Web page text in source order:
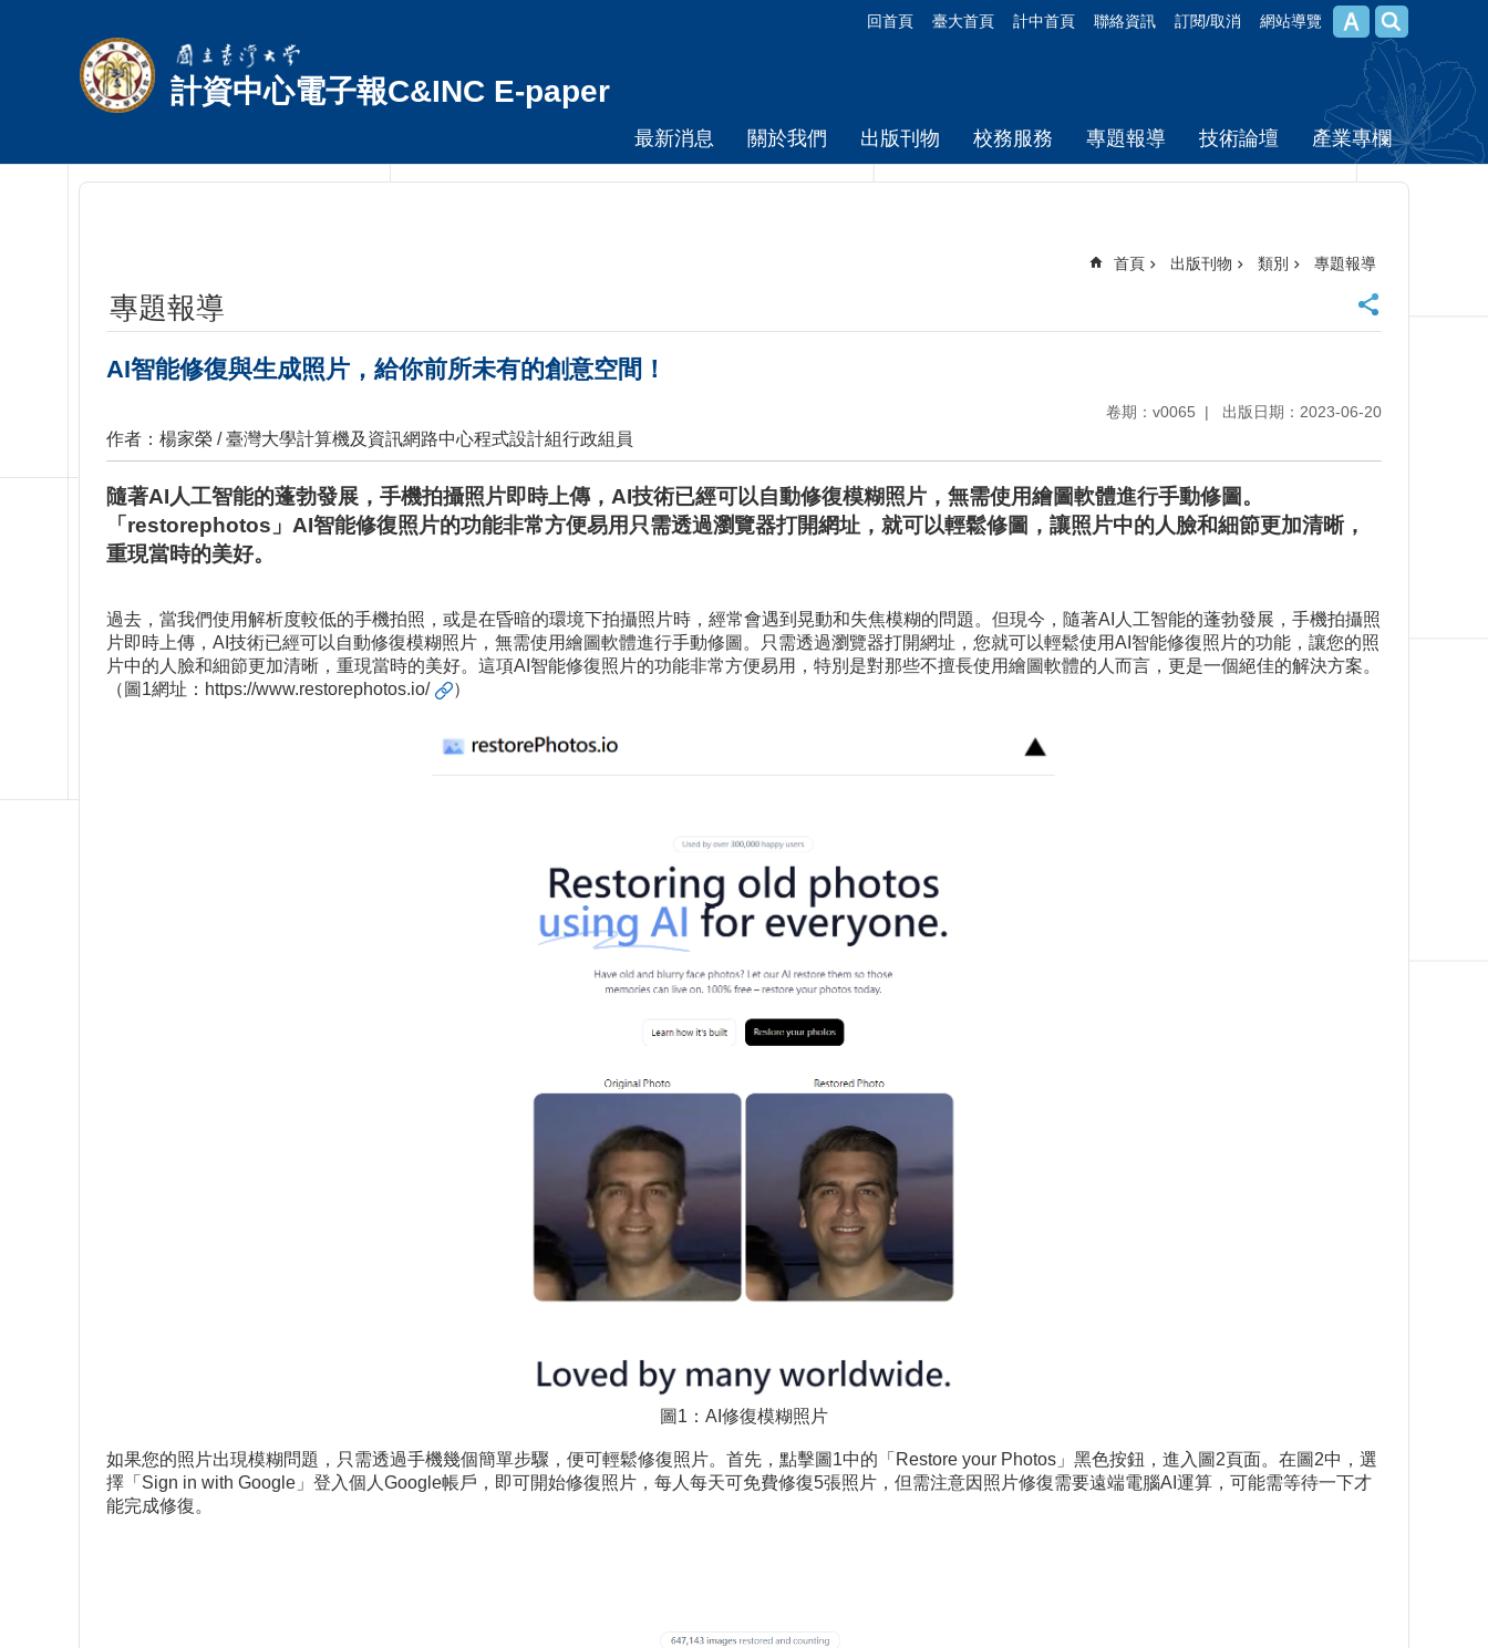
回首頁 臺大首頁 計中首頁 聯絡資訊 訂閱/取消 網站導覽
計資中心電子報C&INC E-paper
最新消息 關於我們 出版刊物 校務服務 專題報導 技術論壇 產業專欄
首頁 出版刊物 類別 專題報導
專題報導
AI智能修復與生成照片，給你前所未有的創意空間！
卷期：v0065 出版日期：2023-06-20
作者：楊家榮 / 臺灣大學計算機及資訊網路中心程式設計組行政組員
隨著AI人工智能的蓬勃發展，手機拍攝照片即時上傳，AI技術已經可以自動修復模糊照片，無需使用繪圖軟體進行手動修圖。
「restorephotos」AI智能修復照片的功能非常方便易用只需透過瀏覽器打開網址，就可以輕鬆修圖，讓照片中的人臉和細節更加清晰，
重現當時的美好。
過去，當我們使用解析度較低的手機拍照，或是在昏暗的環境下拍攝照片時，經常會遇到晃動和失焦模糊的問題。但現今，隨著AI人工智能的蓬勃發展，手機拍攝照
片即時上傳，AI技術已經可以自動修復模糊照片，無需使用繪圖軟體進行手動修圖。只需透過瀏覽器打開網址，您就可以輕鬆使用AI智能修復照片的功能，讓您的照
片中的人臉和細節更加清晰，重現當時的美好。這項AI智能修復照片的功能非常方便易用，特別是對那些不擅長使用繪圖軟體的人而言，更是一個絕佳的解決方案。
（圖1網址： https://www.restorephotos.io/ ）
圖1：AI修復模糊照片
如果您的照片出現模糊問題，只需透過手機幾個簡單步驟，便可輕鬆修復照片。首先，點擊圖1中的「Restore your Photos」黑色按鈕，進入圖2頁面。在圖2中，選
擇「Sign in with Google」登入個人Google帳戶，即可開始修復照片，每人每天可免費修復5張照片，但需注意因照片修復需要遠端電腦AI運算，可能需等待一下才
能完成修復。